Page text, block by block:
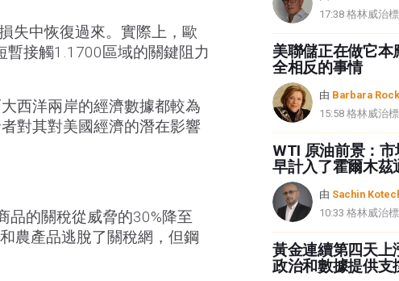
失中恢復過來。實際上，歐
接觸1.1700區域的關鍵阻力
西洋兩岸的經濟數據都較為
對其對美國經濟的潛在影響
的關稅從威脅的30%降至
農產品逃脫了關稅網，但鋼
17:38 格林威治
美聯儲正在做它本
全相反的事情
由 Barbara
15:58 格林威治
WTI 原油前景：
早計入了霍爾木茲
由 Sachin
10:33 格林威治
黃金連續第四天上
政治和數據提供支